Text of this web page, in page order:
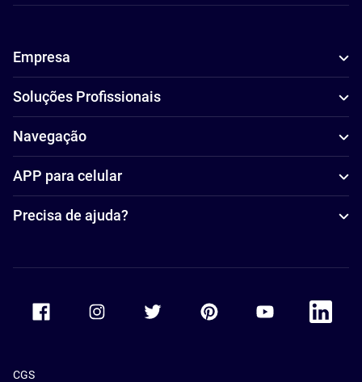
Empresa
Soluções Profissionais
Navegação
APP para celular
Precisa de ajuda?
Accor Youtube
Accor
CGS